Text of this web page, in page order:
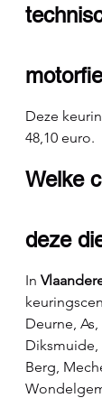
Deze
48,10 euro.
Welke
deze
In
Deurne,
Berg,